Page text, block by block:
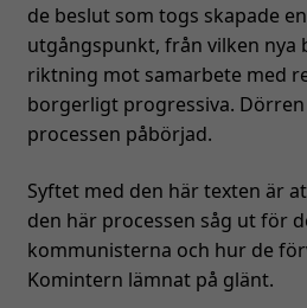
de beslut som togs skapade
utgångspunkt, från vilken nya
riktning mot samarbete med
borgerligt progressiva.
processen påbörjad.
Syftet med den här texten är
den här processen såg ut för
kommunisterna och hur de
Komintern lämnat på glänt.